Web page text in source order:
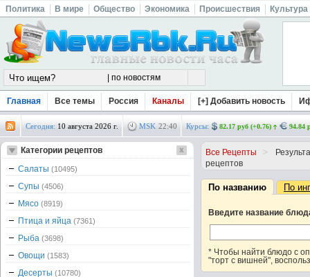
Политика В мире Общество Экономика Происшествия Культура
Главная Все темы Россия Каналы [+] Добавить новость
Сегодня: 10 августа 2026 г. MSK 22:40 Курсы: 82.17 руб (+0.76) 94.84
Все Рецепты >
рецептов
По названию По
Введите название
* Чтобы найти блюдо с
"торт с вишней",
Категории рецептов
Салаты (10495)
Супы (4506)
Мясо (8919)
Птица и яйца (7361)
Рыба (3698)
Овощи (1583)
Десерты (10780)